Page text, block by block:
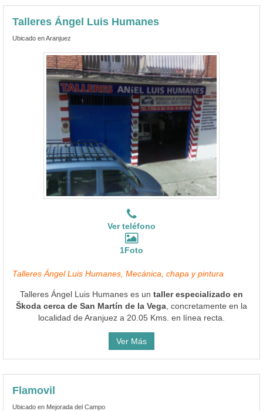
Talleres Ángel Luis Humanes
Ubicado en Aranjuez
Ver teléfono
1Foto
Talleres Ángel Luis Humanes, Mecánica, chapa y pintura
Talleres Ángel Luis Humanes es un taller especializado en
Škoda cerca de San Martín de la Vega , concretamente en la
localidad de Aranjuez a 20.05 Kms. en línea recta.
Ver Más
Flamovil
Ubicado en Mejorada del Campo